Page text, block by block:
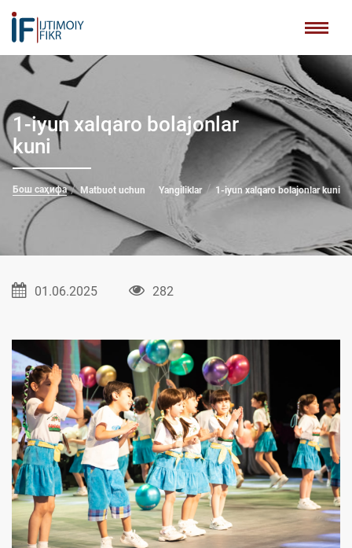
1-iyun xalqaro bolajonlar
kuni
Бош саҳифа Matbuot uchun Yangiliklar 1-iyun xalqaro bolajonlar kuni
01.06.2025 282